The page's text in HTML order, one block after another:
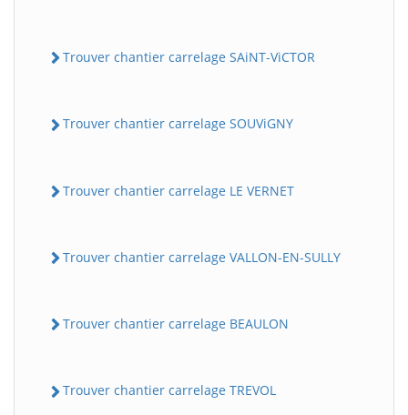
Trouver chantier carrelage SAiNT-ViCTOR
Trouver chantier carrelage SOUViGNY
Trouver chantier carrelage LE VERNET
Trouver chantier carrelage VALLON-EN-SULLY
Trouver chantier carrelage BEAULON
Trouver chantier carrelage TREVOL